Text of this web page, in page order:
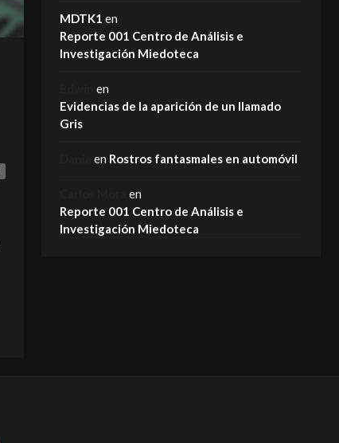
MDTK1 en
Reporte 001 Centro de Análisis e
Investigación Miedoteca
en
Evidencias de la aparición de un llamado
Gris
en Rostros fantasmales en automóvil
en
Reporte 001 Centro de Análisis e
Investigación Miedoteca